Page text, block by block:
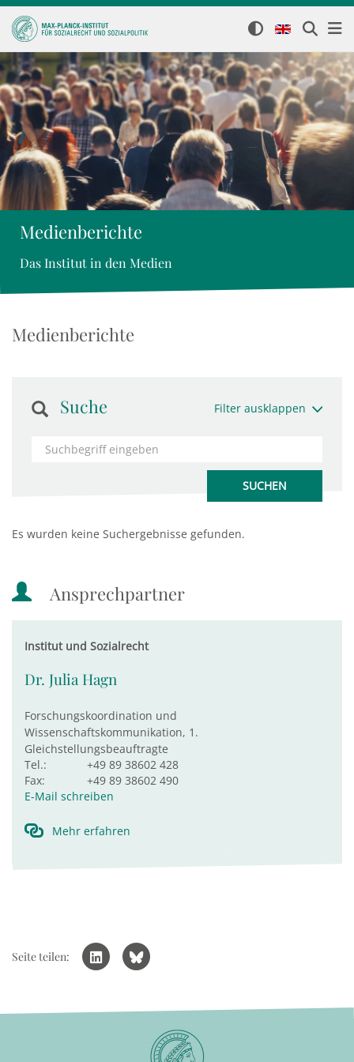
Medienberichte
Das Institut in den Medien
Medienberichte
Suche Filter ausklappen
Es wurden keine Suchergebnisse gefunden.
Ansprechpartner
Institut und Sozialrecht
Dr. Julia Hagn
Forschungskoordination und
Wissenschaftskommunikation, 1.
Gleichstellungsbeauftragte
Tel.:
+49 89 38602 428
Fax:
+49 89 38602 490
E-Mail schreiben
Mehr erfahren
Seite teilen: